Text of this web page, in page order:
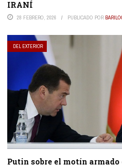
IRANÍ
28 FEBRERO, 2026 PUBLICADO POR
DEL EXTERIOR
Putin sobre el motín armado